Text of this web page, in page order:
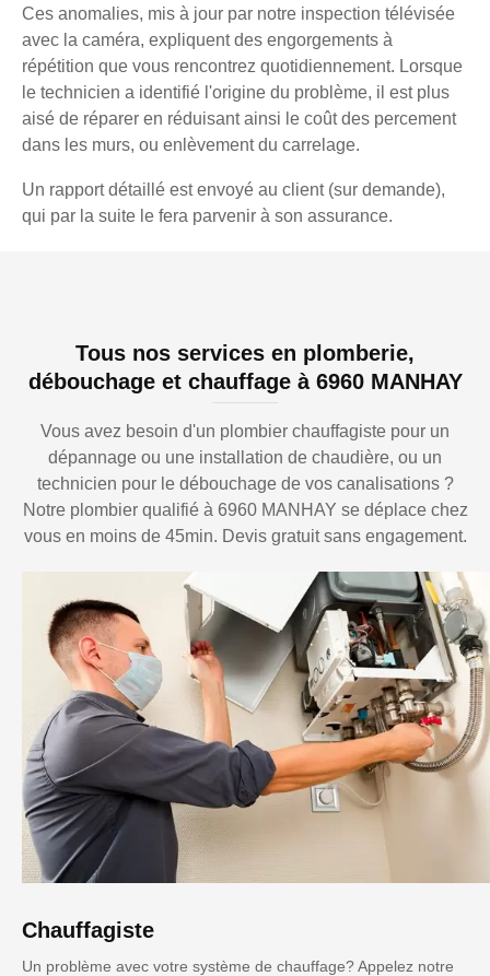
Ces anomalies, mis à jour par notre inspection télévisée
avec la caméra, expliquent des engorgements à
répétition que vous rencontrez quotidiennement. Lorsque
le technicien a identifié l'origine du problème, il est plus
aisé de réparer en réduisant ainsi le coût des percement
dans les murs, ou enlèvement du carrelage.
Un rapport détaillé est envoyé au client (sur demande),
qui par la suite le fera parvenir à son assurance.
Tous nos services en plomberie,
débouchage et chauffage à 6960 MANHAY
Vous avez besoin d'un plombier chauffagiste pour un
dépannage ou une installation de chaudière, ou un
technicien pour le débouchage de vos canalisations ?
Notre plombier qualifié à 6960 MANHAY se déplace chez
vous en moins de 45min. Devis gratuit sans engagement.
Chauffagiste
Un problème avec votre système de chauffage? Appelez notre